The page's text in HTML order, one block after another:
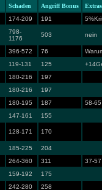
Schaden Angriff Bonus
174-209 191
798-
1176
503 nein
396-572 76
119-131 125
180-216
197
180-216
197
180-195 187
58-
147-161 155
128-171 170
185-225
204
264-360 311
37-
159-192
175
242-280
258